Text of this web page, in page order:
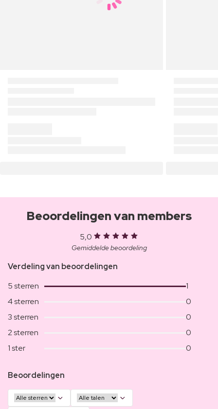
Beoordelingen van members
5,0
Gemiddelde beoordeling
Verdeling van beoordelingen
5 sterren
1
4 sterren
0
3 sterren
0
2 sterren
0
1 ster
0
Beoordelingen